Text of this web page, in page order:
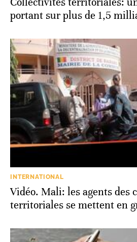
portant sur plus de 1,5
INTERNATIONAL
Vidéo. Mali: les agents des
territoriales se mettent en